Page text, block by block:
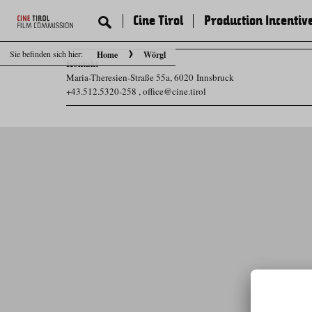
Sie befinden sich hier: Home Wörgl
Cine Tirol Production
Kontakt
Maria-Theresien-Straße 55a, 6020 Innsbruck
+43.512.5320-258 ,office@cine.tirol